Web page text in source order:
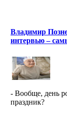
Владимир
интервью –
- Вообще, день
праздник?